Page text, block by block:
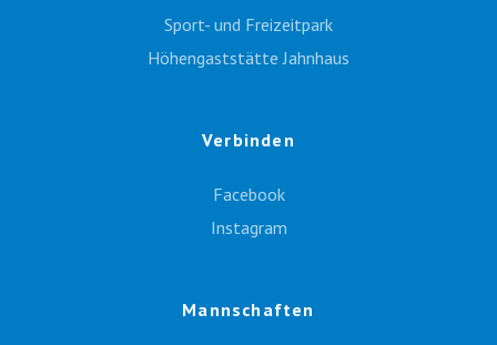
Sport- und Freizeitpark
Höhengaststätte Jahnhaus
Verbinden
Facebook
Instagram
Mannschaften